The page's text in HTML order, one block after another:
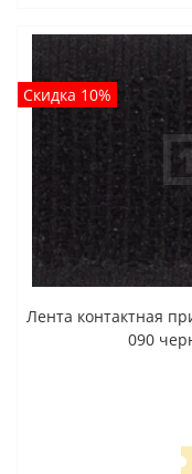
Скидка 10%
Лента контактная
090